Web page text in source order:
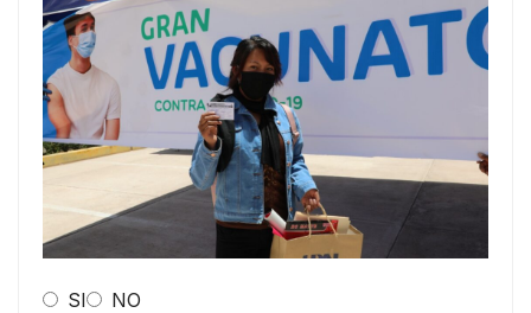
SI NO